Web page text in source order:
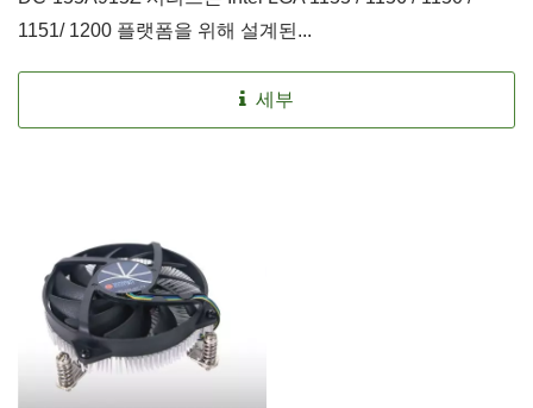
1151/ 1200 플랫폼을 위해 설계된...
세부